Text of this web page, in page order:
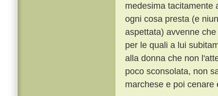
medesima tacitamente
ogni cosa presta (e
aspettata) avvenne
per le quali a lui
alla donna che non
poco sconsolata, non
marchese e poi